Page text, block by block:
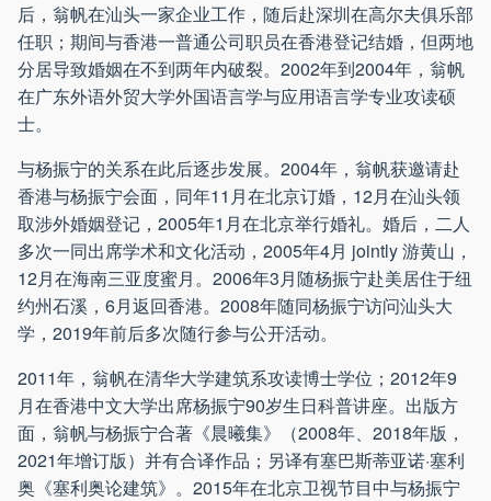
后，翁帆在汕头一家企业工作，随后赴深圳在高尔夫俱乐部
任职；期间与香港一普通公司职员在香港登记结婚，但两地
分居导致婚姻在不到两年内破裂。2002年到2004年，翁帆
在广东外语外贸大学外国语言学与应用语言学专业攻读硕
士。
与杨振宁的关系在此后逐步发展。2004年，翁帆获邀请赴
香港与杨振宁会面，同年11月在北京订婚，12月在汕头领
取涉外婚姻登记，2005年1月在北京举行婚礼。婚后，二人
多次一同出席学术和文化活动，2005年4月 jointly 游黄山，
12月在海南三亚度蜜月。2006年3月随杨振宁赴美居住于纽
约州石溪，6月返回香港。2008年随同杨振宁访问汕头大
学，2019年前后多次随行参与公开活动。
2011年，翁帆在清华大学建筑系攻读博士学位；2012年9
月在香港中文大学出席杨振宁90岁生日科普讲座。出版方
面，翁帆与杨振宁合著《晨曦集》（2008年、2018年版，
2021年增订版）并有合译作品；另译有塞巴斯蒂亚诺·塞利
奥《塞利奥论建筑》。2015年在北京卫视节目中与杨振宁